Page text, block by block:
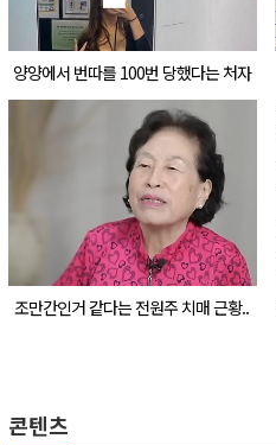
양양에서 번따를 100번 당했다는 처자
클라쓰...
조만간인거 같다는 전원주 치매 근황..
콘텐츠